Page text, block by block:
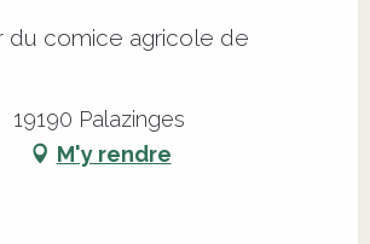
du comice agricole de
19190 Palazinges
M'y rendre